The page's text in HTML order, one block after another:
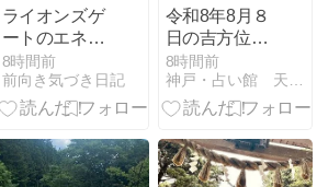
ライオンズゲ
ートのエネル
ギーを活かす
ヒント｜停滞
した人生のブ
8時間前
前向き気づき日記
令和8年8月８
日の吉方位
（開運につな
がる吉方位）
8時間前